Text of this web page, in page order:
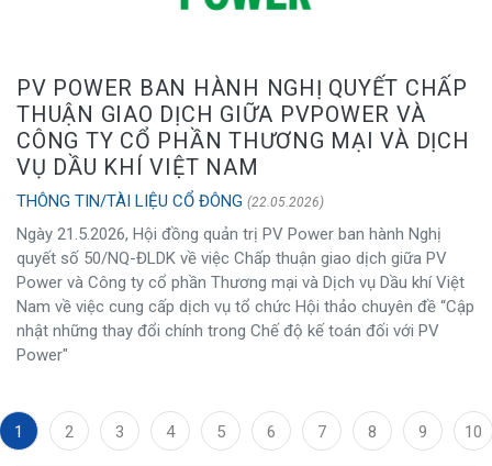
PV POWER BAN HÀNH NGHỊ QUYẾT CHẤP
THUẬN GIAO DỊCH GIỮA PVPOWER VÀ
CÔNG TY CỔ PHẦN THƯƠNG MẠI VÀ DỊCH
VỤ DẦU KHÍ VIỆT NAM
THÔNG TIN/TÀI LIỆU CỔ ĐÔNG (22.05.2026)
Ngày 21.5.2026, Hội đồng quản trị PV Power ban hành Nghị
quyết số 50/NQ-ĐLDK về việc Chấp thuận giao dịch giữa PV
Power và Công ty cổ phần Thương mại và Dịch vụ Dầu khí Việt
Nam về việc cung cấp dịch vụ tổ chức Hội thảo chuyên đề “Cập
nhật những thay đổi chính trong Chế độ kế toán đối với PV
Power"
1 2 3 4 5 6 7 8 9 10